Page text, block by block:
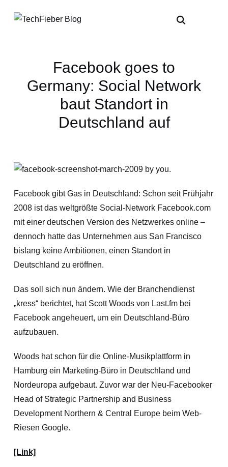
Facebook goes to
Germany: Social Network
baut Standort in
Deutschland auf
Facebook gibt Gas in Deutschland: Schon seit Frühjahr
2008 ist das weltgrößte Social-Network Facebook.com
mit einer deutschen Version des Netzwerkes online –
dennoch hatte das Unternehmen aus San Francisco
bislang keine Ambitionen, einen Standort in
Deutschland zu eröffnen.
Das soll sich nun ändern. Wie der Branchendienst
„kress“ berichtet, hat Scott Woods von Last.fm bei
Facebook angeheuert, um ein Deutschland-Büro
aufzubauen.
Woods hat schon für die Online-Musikplattform in
Hamburg ein Marketing-Büro in Deutschland und
Nordeuropa aufgebaut. Zuvor war der Neu-Facebooker
Head of Strategic Partnership and Business
Development Northern & Central Europe beim Web-
Riesen Google.
[Link]